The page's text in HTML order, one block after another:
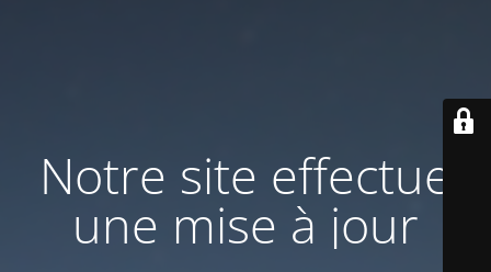
Notre site effectue
une mise à jour